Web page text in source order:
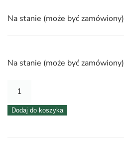
Na stanie (może być zamówiony)
Na stanie (może być zamówiony)
ilość
– Dodaj do koszyka